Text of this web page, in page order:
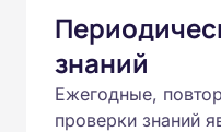
знаний
Ежегодные,
проверки знаний